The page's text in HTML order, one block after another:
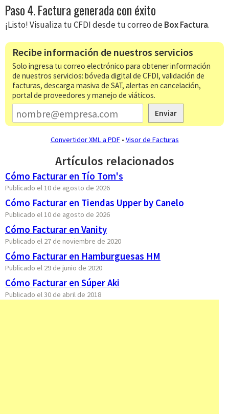
Paso 4. Factura generada con éxito
¡Listo! Visualiza tu CFDI desde tu correo deBox Factura.
Recibe información de nuestros servicios
Solo ingresa tu correo electrónico para obtener información
de nuestros servicios: bóveda digital de CFDI, validación de
facturas, descarga masiva de SAT, alertas en cancelación,
portal de proveedores y manejo de viáticos.
Enviar
Convertidor XML a PDF• Visor de Facturas
Artículos relacionados
Cómo Facturar en Tío Tom's
Publicado el 10 de agosto de 2026
Cómo Facturar en Tiendas Upper by Canelo
Publicado el 10 de agosto de 2026
Cómo Facturar en Vanity
Publicado el 27 de noviembre de 2020
Cómo Facturar en Hamburguesas HM
Publicado el 29 de junio de 2020
Cómo Facturar en Súper Aki
Publicado el 30 de abril de 2018